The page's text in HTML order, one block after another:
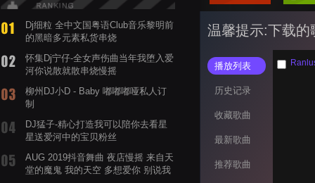
Dj细粒 全中文国粤语Club音乐黎明前
的黑暗多元素私货串烧
怀集Dj宁仔-全女声伤曲当年我堕入爱
河你说散就散串烧慢摇
柳州DJ小D - Baby 嘟嘟嘟哑私人订
制
DJ猛子-精心打造我可以陪你去看星
星送爱河中的宝贝粉丝
AUG 2019抖音舞曲 夜店慢摇 来自天
堂的魔鬼 我的天空 多想爱你 别说我
温馨提示:下载的
播放列表
历史记录
收藏歌曲
最新歌曲
推荐歌曲